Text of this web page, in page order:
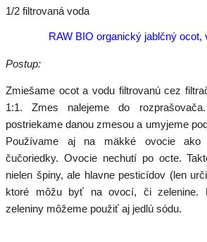
1/2 filtrovaná voda
RAW BIO organický jablčný ocot,
Postup:
Zmiešame ocot a vodu filtrovanú cez
1:1. Zmes nalejeme do
postriekame danou zmesou a umyjeme
Používame aj na mäkké ovocie ako
čučoriedky. Ovocie nechutí po octe.
nielen špiny, ale hlavne pesticídov (len
ktoré môžu byť na ovocí, či zelenine.
zeleniny môžeme použiť aj jedlú sódu.